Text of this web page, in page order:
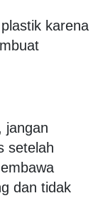
karena
jangan
setelah
dan tidak